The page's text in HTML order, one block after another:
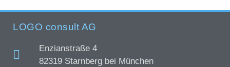
LOGO consult AG
Enzianstraße 4
82319 Starnberg bei München